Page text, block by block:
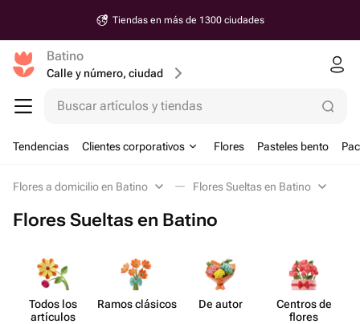
Tiendas en más de 1300 ciudades
Batino
Calle y número, ciudad
Buscar artículos y tiendas
Tendencias Clientes corporativos Flores Pasteles bento
Flores a domicilio en Batino Flores Sueltas en Batino
Flores Sueltas en Batino
Todos los
artículos
Ramos clásicos De autor
Centros de
flores